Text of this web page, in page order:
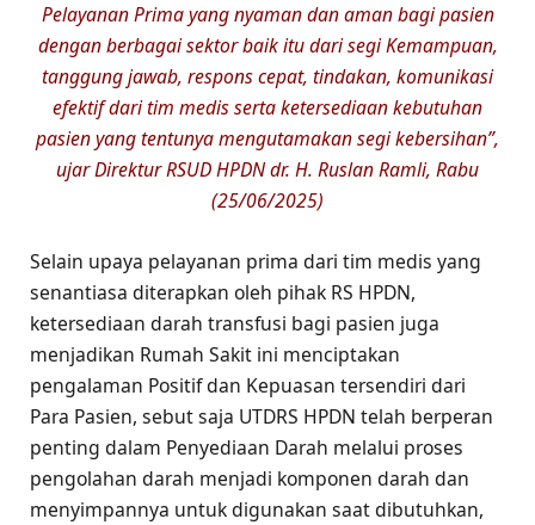
Pelayanan Prima yang nyaman dan aman bagi pasien
dengan berbagai sektor baik itu dari segi Kemampuan,
tanggung jawab, respons cepat, tindakan, komunikasi
efektif dari tim medis serta ketersediaan kebutuhan
pasien yang tentunya mengutamakan segi kebersihan”,
ujar Direktur RSUD HPDN dr. H. Ruslan Ramli, Rabu
(25/06/2025)
Selain upaya pelayanan prima dari tim medis yang
senantiasa diterapkan oleh pihak RS HPDN,
ketersediaan darah transfusi bagi pasien juga
menjadikan Rumah Sakit ini menciptakan
pengalaman Positif dan Kepuasan tersendiri dari
Para Pasien, sebut saja UTDRS HPDN telah berperan
penting dalam Penyediaan Darah melalui proses
pengolahan darah menjadi komponen darah dan
menyimpannya untuk digunakan saat dibutuhkan,